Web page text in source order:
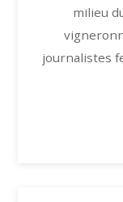
milieu
journalistes